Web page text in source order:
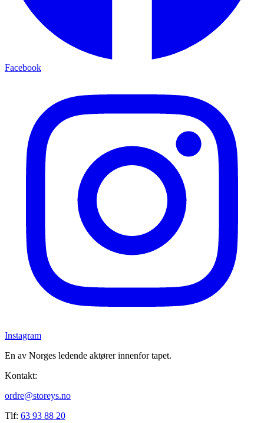
Facebook
Instagram
En av Norges ledende aktører innenfor tapet.
Kontakt:
ordre@storeys.no
Tlf: 63 93 88 20